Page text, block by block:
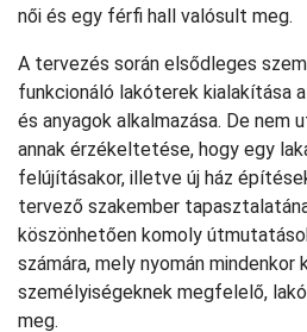
női és egy férfi hall valósult meg.
A tervezés során elsődleges
funkcionáló lakóterek kialakítása
és anyagok alkalmazása. De nem
annak érzékeltetése, hogy egy
felújításakor, illetve új ház
tervező szakember
köszönhetően komoly
számára, mely nyomán mindenkor
személyiségeknek megfelelő,
meg.